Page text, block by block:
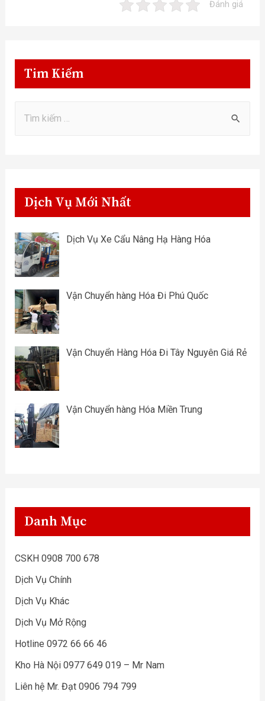
Đánh giá
Tim Kiếm
Dịch Vụ Mới Nhất
Dịch Vụ Xe Cẩu Nâng Hạ Hàng Hóa
Vận Chuyển hàng Hóa Đi Phú Quốc
Vận Chuyển Hàng Hóa Đi Tây Nguyên Giá Rẻ
Vận Chuyển hàng Hóa Miền Trung
Danh Mục
CSKH 0908 700 678
Dịch Vụ Chính
Dịch Vụ Khác
Dịch Vụ Mở Rộng
Hotline 0972 66 66 46
Kho Hà Nội 0977 649 019 – Mr Nam
Liên hệ Mr. Đạt 0906 794 799